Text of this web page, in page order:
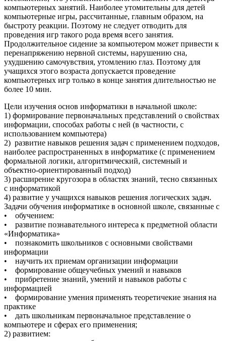
компьютерных занятий. Наиболее утомительны для детей
компьютерные игры, рассчитанные, главным образом, на
быстроту реакции. Поэтому не следует отводить для
проведения игр такого рода время всего занятия.
Продолжительное сидение за компьютером может привести к
перенапряжению нервной системы, нарушению сна,
ухудшению самочувствия, утомлению глаз. Поэтому для
учащихся этого возраста допускается проведение
компьютерных игр только в конце занятия длительностью не
более 10 мин.
Цели изучения основ информатики в начальной школе:
1) формирование первоначальных представлений о свойствах
информации, способах работы с ней (в частности, с
использованием компьютера)
2) развитие навыков решения задач с применением подходов,
наиболее распространенных в информатике (с применением
формальной логики, алгоритмический, системный и
объектно-ориентированный подход)
3) расширение кругозора в областях знаний, тесно связанных
с информатикой
4) развитие у учащихся навыков решения логических задач.
Задачи обучения информатике в основной школе, связанные с
• обучением:
• развитие познавательного интереса к предметной области
«Информатика»
• познакомить школьников с основными свойствами
информации
• научить их приемам организации информации
• формирование общеучебных умений и навыков
• прибретение знаний, умений и навыков работы с
информацией
• формирование умения применять теоретичекие знания на
практике
• дать школьникам первоначальное представление о
компьютере и сферах его применения;
2) развитием: